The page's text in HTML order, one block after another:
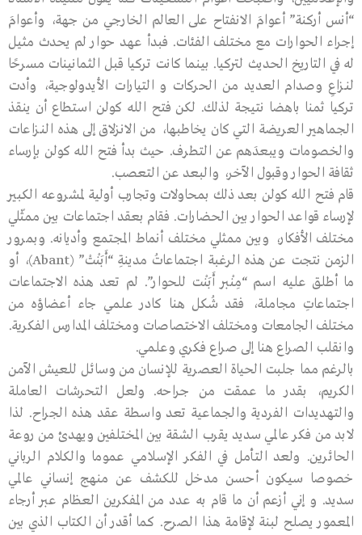
“أنس أركنة” أعوامَ الانفتاح على العالم الخارجي من جهة، وأعوامَ
إجراء الحوارات مع مختلف الفئات. فبدأ عهد حوار لم يحدث مثيل
له في التاريخ الحديث لتركيا. بينما كانت تركيا قبل الثمانينات مسرحًا
لنـزاعِ وصدام العديد من الحركات و التيارات الأيدولوجية، وأدت
تركيا ثمنا باهضا نتيجة لذلك. لكن فتح الله كولن استطاع أن ينقذ
الجماهير العريضة التي كان يخاطبها، من الانزلاق إلى هذه النـزاعات
والخصومات ويبعدَهم عن التطرف. حيث بدأ فتح الله كولن بإرساء
ثقافة الحوار وقبول الآخر، والبعد عن التعصب.
قام فتح الله كولن بعد ذلك بمحاولات وتجارب أولية لمشروعه الكبير
لإرساء قواعد الحوار بين الحضارات. فقام بعقد اجتماعات بين ممثّلي
مختلف الأفكار، وبين ممثلي مختلف أنماط المجتمع وأديانه. وبمرور
الزمن نتجت عن هذه الرغبة اجتماعاتُ مدينةِ “أَبَنْتْ” (Abant)، أو
ما أطلق عليه اسم “مِنْبر أَبَنْت للحوار”. لم تعد هذه الاجتماعات
اجتماعاتِ مجاملة، فقد شُكل هنا كادر علمي جاء أعضاؤه من
مختلف الجامعات ومختلف الاختصاصات ومختلف المدارس الفكرية.
وانقلب الصراع هنا إلى صراع فكري وعلمي.
بالرغم مما جلبت الحياة العصرية للإنسان من وسائل للعيش الآمن
الكريم، بقدر ما عمقت من جراحه. ولعل التحرشات العاملة
والتهديدات الفردية والجماعية تعد واسطة عقد هذه الجراح. لذا
لابد من فكر عالمي سديد يقرب الشقة بين المختلفين ويهدئ من روعة
الحائرين. ولعد التأمل في الفكر الإسلامي عموما والكلام الرباني
خصوصا سيكون أحسن مدخل للكشف عن منهج إنساني عالمي
سديد. و إني أزعم أن ما قام به عدد من المفكرين العظام عبر أرجاء
المعمور يصلح لبنة لإقامة هذا الصرح. كما أقدر أن الكتاب الذي بين